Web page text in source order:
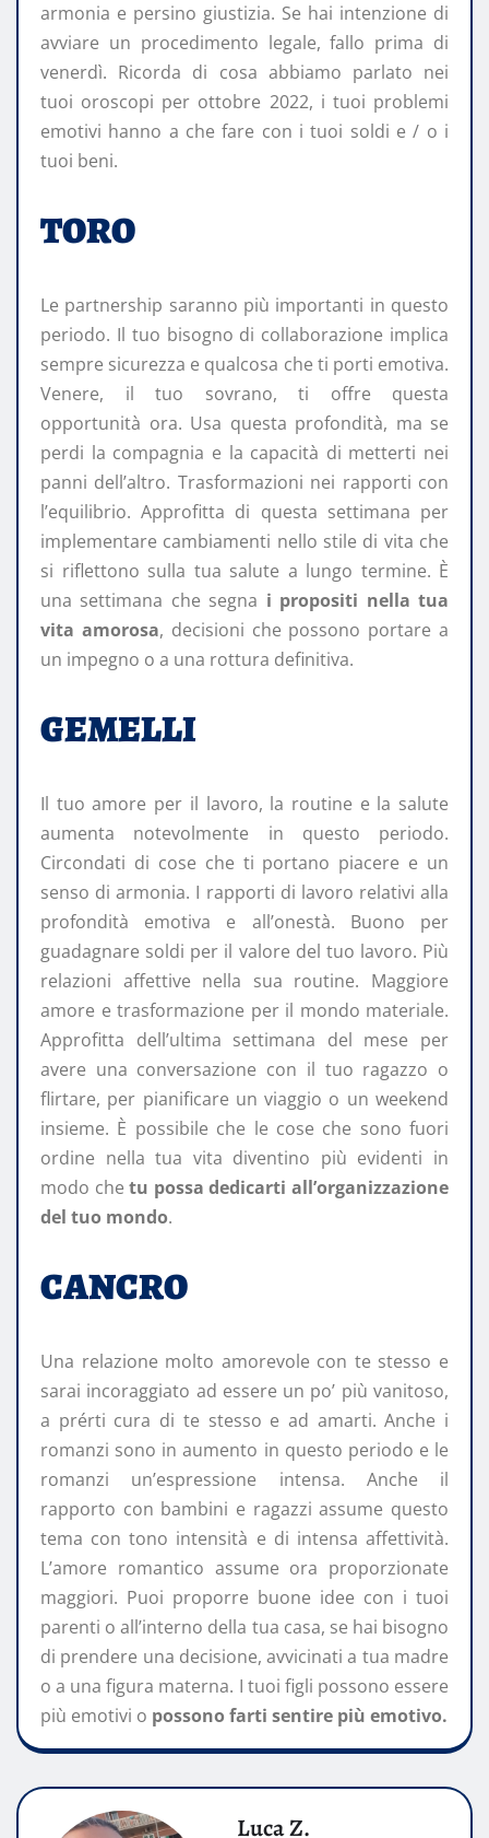
armonia e persino giustizia. Se hai intenzione di
avviare un procedimento legale, fallo prima di
venerdì. Ricorda di cosa abbiamo parlato nei
tuoi oroscopi per ottobre 2022, i tuoi problemi
emotivi hanno a che fare con i tuoi soldi e / o i
tuoi beni.
TORO
Le partnership saranno più importanti in questo
periodo. Il tuo bisogno di collaborazione implica
sempre sicurezza e qualcosa che ti porti emotiva.
Venere, il tuo sovrano, ti offre questa
opportunità ora. Usa questa profondità, ma se
perdi la compagnia e la capacità di metterti nei
panni dell’altro. Trasformazioni nei rapporti con
l’equilibrio. Approfitta di questa settimana per
implementare cambiamenti nello stile di vita che
si riflettono sulla tua salute a lungo termine. È
una settimana che segna i propositi nella tua
vita amorosa, decisioni che possono portare a
un impegno o a una rottura definitiva.
GEMELLI
Il tuo amore per il lavoro, la routine e la salute
aumenta notevolmente in questo periodo.
Circondati di cose che ti portano piacere e un
senso di armonia. I rapporti di lavoro relativi alla
profondità emotiva e all’onestà. Buono per
guadagnare soldi per il valore del tuo lavoro. Più
relazioni affettive nella sua routine. Maggiore
amore e trasformazione per il mondo materiale.
Approfitta dell’ultima settimana del mese per
avere una conversazione con il tuo ragazzo o
flirtare, per pianificare un viaggio o un weekend
insieme. È possibile che le cose che sono fuori
ordine nella tua vita diventino più evidenti in
modo chetu possa dedicarti all’organizzazione
del tuo mondo.
CANCRO
Una relazione molto amorevole con te stesso e
sarai incoraggiato ad essere un po’ più vanitoso,
a prérti cura di te stesso e ad amarti. Anche i
romanzi sono in aumento in questo periodo e le
romanzi un’espressione intensa. Anche il
rapporto con bambini e ragazzi assume questo
tema con tono intensità e di intensa affettività.
L’amore romantico assume ora proporzionate
maggiori. Puoi proporre buone idee con i tuoi
parenti o all’interno della tua casa, se hai bisogno
di prendere una decisione, avvicinati a tua madre
o a una figura materna. I tuoi figli possono essere
più emotivi o possono farti sentire più emotivo.
Luca Z.